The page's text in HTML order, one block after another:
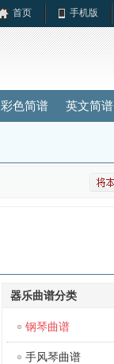
首页 手机版
彩色简谱 英文简谱
器乐曲谱分类
钢琴曲谱
手风琴曲谱